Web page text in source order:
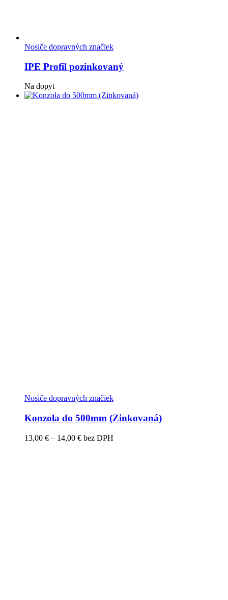
Nosiče dopravných značiek
IPE Profil pozinkovaný
Na dopyt
Nosiče dopravných značiek
Konzola do 500mm (Zinkovaná)
13,00 € – 14,00 €Price
bez DPH